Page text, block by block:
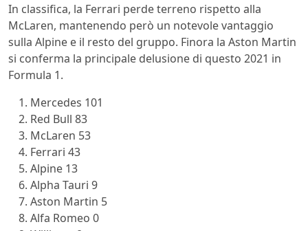
In classifica, la Ferrari perde terreno rispetto alla
McLaren, mantenendo però un notevole vantaggio
sulla Alpine e il resto del gruppo. Finora la Aston Martin
si conferma la principale delusione di questo 2021 in
Formula 1.
Mercedes 101
Red Bull 83
McLaren 53
Ferrari 43
Alpine 13
Alpha Tauri 9
Aston Martin 5
Alfa Romeo 0